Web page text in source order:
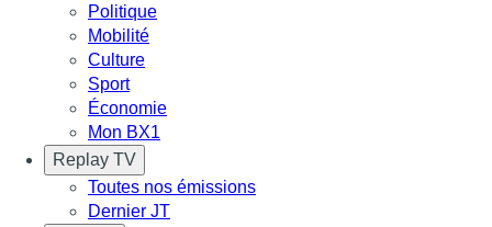
Politique
Mobilité
Culture
Sport
Économie
Mon BX1
Replay TV
Toutes nos émissions
Dernier JT